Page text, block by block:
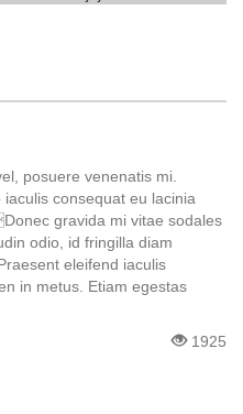
posuere venenatis mi.
consequat eu lacinia
gravida mi vitae sodales
odio, id fringilla diam
eleifend iaculis
in metus. Etiam egestas
1925